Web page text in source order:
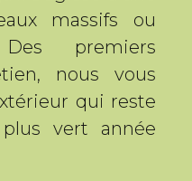
massifs ou
premiers
nous vous
qui reste
vert année